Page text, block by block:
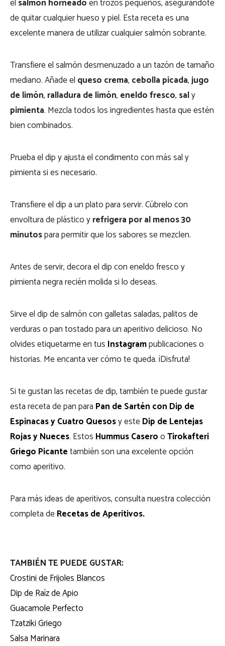
el salmón horneadoen trozos pequeños, asegurándote
de quitar cualquier hueso y piel. Esta receta es una
excelente manera de utilizar cualquier salmón sobrante.
Transfiere el salmón desmenuzado a un tazón de tamaño
mediano. Añade el queso crema, cebolla picada,jugo
de limón, ralladura de limón, eneldo fresco, saly
pimienta. Mezcla todos los ingredientes hasta que estén
bien combinados.
Prueba el dip y ajusta el condimento con más sal y
pimienta si es necesario.
Transfiere el dip a un plato para servir. Cúbrelo con
envoltura de plástico yrefrigera por al menos 30
minutospara permitir que los sabores se mezclen.
Antes de servir, decora el dip con eneldo fresco y
pimienta negra recién molida si lo deseas.
Sirve el dip de salmón con galletas saladas, palitos de
verduras o pan tostado para un aperitivo delicioso. No
olvides etiquetarme en tusInstagrampublicaciones o
historias. Me encanta ver cómo te queda. ¡Disfruta!
Si te gustan las recetas de dip, también te puede gustar
esta receta de pan paraPan de Sartén con Dip de
Espinacas y Cuatro Quesosy esteDip de Lentejas
Rojas y Nueces. EstosHummus CaserooTirokafteri
Griego Picantetambién son una excelente opción
como aperitivo.
Para más ideas de aperitivos, consulta nuestra colección
completa deRecetas de Aperitivos.
TAMBIÉN TE PUEDE GUSTAR:
Crostini de Frijoles Blancos
Dip de Raíz de Apio
Guacamole Perfecto
Tzatziki Griego
Salsa Marinara